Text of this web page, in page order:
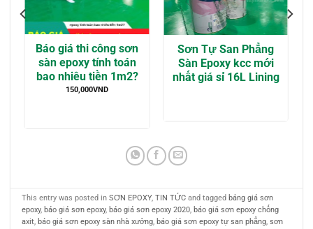
Báo giá thi công sơn
sàn epoxy tính toán
bao nhiêu tiền 1m2?
150,000VND
Sơn Tự San Phẳng
Sàn Epoxy kcc mới
nhất giá sỉ 16L Lining
This entry was posted inSƠN EPOXY,TIN TỨC and tagged bảng giá sơn
epoxy, báo giá sơn epoxy, báo giá sơn epoxy 2020, báo giá sơn epoxy chống
axit, báo giá sơn epoxy sàn nhà xưởng, báo giá sơn epoxy tự san phẳng,sơn